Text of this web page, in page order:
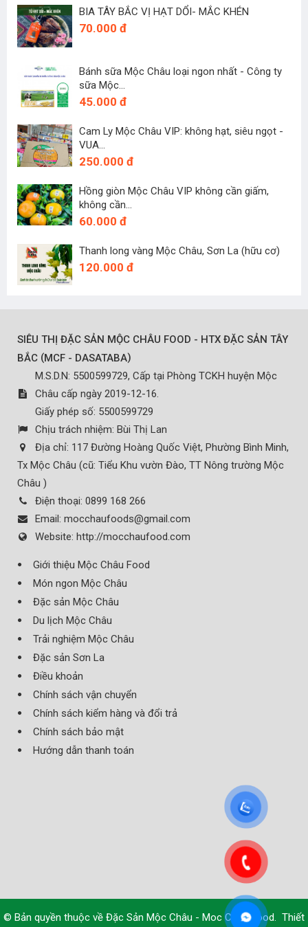
BIA TÂY BẮC VỊ HẠT DỔI- MẮC KHÉN
70.000 đ
Bánh sữa Mộc Châu loại ngon nhất - Công ty
sữa Mộc...
45.000 đ
Cam Ly Mộc Châu VIP: không hạt, siêu ngọt -
VUA...
250.000 đ
Hồng giòn Mộc Châu VIP không cần giấm,
không cần...
60.000 đ
Thanh long vàng Mộc Châu, Sơn La (hữu cơ)
120.000 đ
SIÊU THỊ ĐẶC SẢN MỘC CHÂU FOOD - HTX ĐẶC SẢN TÂY
BẮC (MCF - DASATABA)
M.S.D.N: 5500599729, Cấp tại Phòng TCKH huyện Mộc
Châu cấp ngày 2019-12-16.
Giấy phép số: 5500599729
Chịu trách nhiệm: Bùi Thị Lan
Địa chỉ: 117 Đường Hoàng Quốc Việt, Phường Bình Minh,
Tx Mộc Châu (cũ: Tiểu Khu vườn Đào, TT Nông trường Mộc
Châu )
Điện thoại: 0899 168 266
Email: mocchaufoods@gmail.com
Website: http://mocchaufood.com
Giới thiệu Mộc Châu Food
Món ngon Mộc Châu
Đặc sản Mộc Châu
Du lịch Mộc Châu
Trải nghiệm Mộc Châu
Đặc sản Sơn La
Điều khoản
Chính sách vận chuyển
Chính sách kiểm hàng và đổi trả
Chính sách bảo mật
Hướng dẫn thanh toán
© Bản quyền thuộc về Đặc Sản Mộc Châu - Moc Chau Food. Thiết